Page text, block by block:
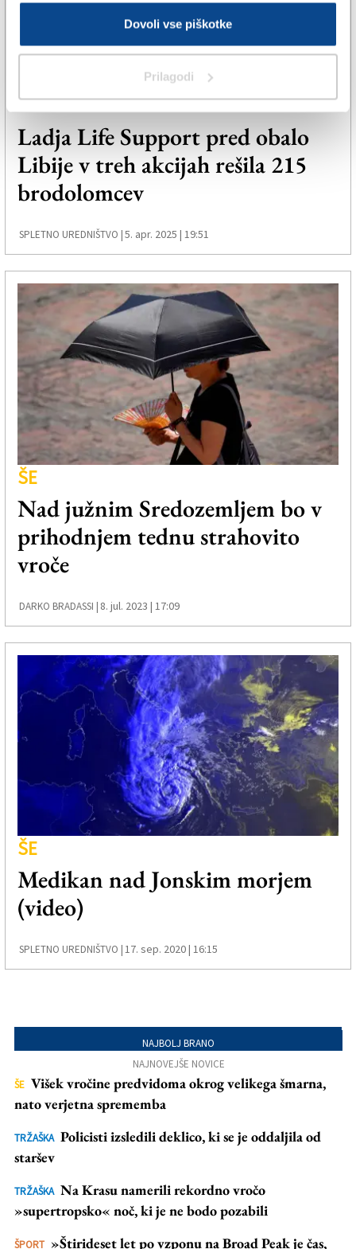
Dovoli vse piškotke
Prilagodi
ŠE
Ladja Life Support pred obalo
Libije v treh akcijah rešila 215
brodolomcev
SPLETNO UREDNIŠTVO |5. apr. 2025 | 19:51
ŠE
Nad južnim Sredozemljem bo v
prihodnjem tednu strahovito
vroče
DARKO BRADASSI | 8. jul. 2023 | 17:09
ŠE
Medikan nad Jonskim morjem
(video)
SPLETNO UREDNIŠTVO |17. sep. 2020 | 16:15
NAJBOLJ BRANO
NAJNOVEJŠE NOVICE
ŠE Višek vročine predvidoma okrog velikega šmarna,
nato verjetna sprememba
TRŽAŠKA Policisti izsledili deklico, ki se je oddaljila od
staršev
TRŽAŠKA Na Krasu namerili rekordno vročo
»supertropsko« noč, ki je ne bodo pozabili
ŠPORT »Štirideset let po vzponu na Broad Peak je čas,